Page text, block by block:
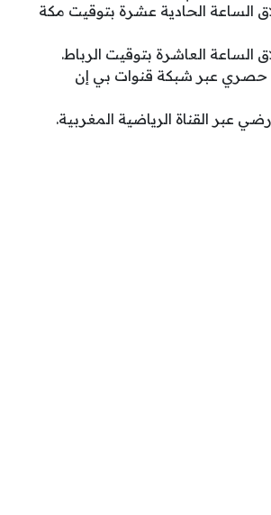
الساعة الحادية عشرة بتوقيت مكة
الساعة العاشرة بتوقيت الرباط.
حصري عبر شبكة قنوات بي إن
عبر القناة الرياضية المغربية.